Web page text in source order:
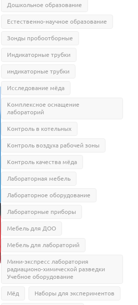
Дошкольное образование
Естественно-научное образование
Зонды пробоотборные
Индикаторные трубки
индикаторные трубки
Исследование мёда
Комплексное оснащение
лабораторий
Контроль в котельных
Контроль воздуха рабочей зоны
Контроль качества мёда
Лабораторная мебель
Лабораторное оборудование
Лабораторные приборы
Мебель для ДОО
Мебель для лабораторий
Мини-экспресс лаборатория
радиационо-химической разведки
Учебное оборудование
Мёд Наборы для экспериментов